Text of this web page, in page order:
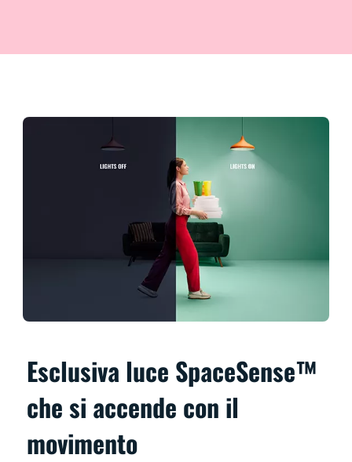
Esclusiva luce SpaceSense™
che si accende con il
movimento